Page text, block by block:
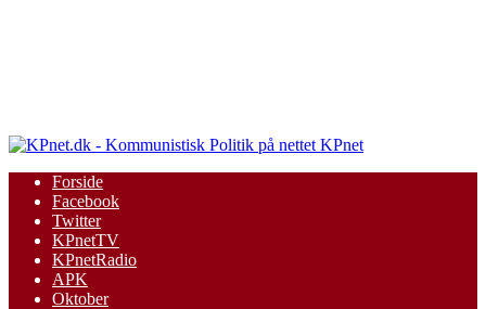
KPnet
Forside
Facebook
Twitter
KPnetTV
KPnetRadio
APK
Oktober